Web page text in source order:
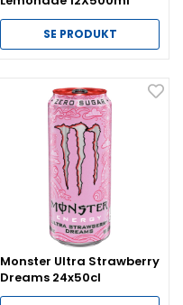
SE PRODUKT
Monster Ultra Strawberry
Dreams 24x50cl